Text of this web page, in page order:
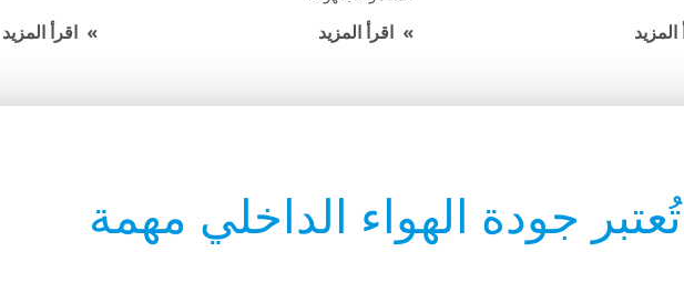
المزيد اقرأ المزيد اقرأ المزيد
تُعتبر جودة الهواء الداخلي مهمة